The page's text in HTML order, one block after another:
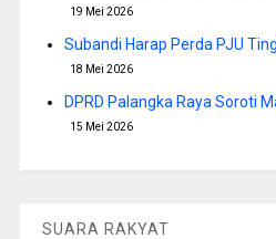
19 Mei 2026
Subandi Harap Perda PJU
18 Mei 2026
DPRD Palangka Raya Soroti
15 Mei 2026
SUARA RAKYAT